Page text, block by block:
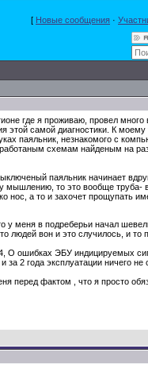
[ Новые сообщения ·
где я проживаю, провел
этой самой диагностики. К
паяльник, незнакомого с
схемам найденым на
паяльник начинает
то это вообще труба-
нос, а то и захочет прощупать
у меня в подреберьи начал
людей вон и это случилось, и
О ошибках ЭБУ индицируемых
2 года эксплуатации ничего не
перед фактом , что я просто